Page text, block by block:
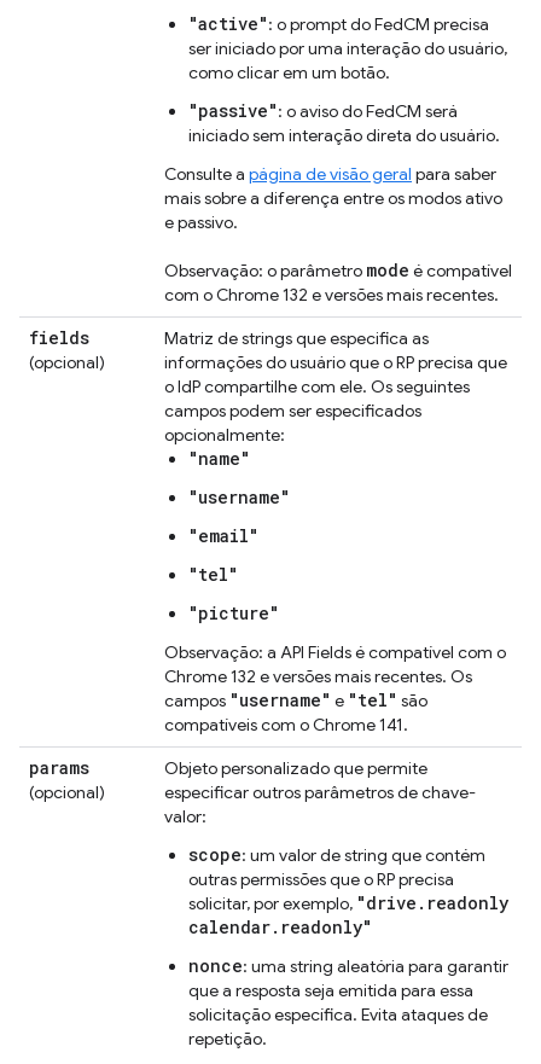
"active": o prompt do FedCM precisa
ser iniciado por uma interação do usuário,
como clicar em um botão.
"passive": o aviso do FedCM será
iniciado sem interação direta do usuário.
Consulte a página de visão geral para saber
mais sobre a diferença entre os modos ativo
e passivo.
Observação: o parâmetro mode é compatível
com o Chrome 132 e versões mais recentes.
fields
(opcional)
Matriz de strings que especifica as
informações do usuário que o RP precisa que
o IdP compartilhe com ele. Os seguintes
campos podem ser especificados
opcionalmente:
"name"
"username"
"email"
"tel"
"picture"
Observação: a API Fields é compatível com o
Chrome 132 e versões mais recentes. Os
campos "username" e "tel" são
compatíveis com o Chrome 141.
params
(opcional)
Objeto personalizado que permite
especificar outros parâmetros de chave-
valor:
scope: um valor de string que contém
outras permissões que o RP precisa
solicitar, por exemplo, "drive.readonly
calendar.readonly"
nonce: uma string aleatória para garantir
que a resposta seja emitida para essa
solicitação específica. Evita ataques de
repetição.